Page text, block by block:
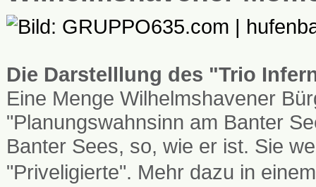
Die Darstelllung des "Trio
Eine Menge Wilhelmshavener
"Planungswahnsinn am Banter
Banter Sees, so, wie er ist. Sie
"Priveligierte". Mehr dazu in